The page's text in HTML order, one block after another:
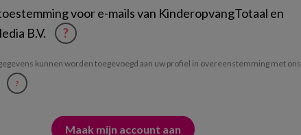
voor e-mails van KinderopvangTotaal en
B.V.
?
kunnen worden toegevoegd aan uw profiel in overeenstemming met ons
?